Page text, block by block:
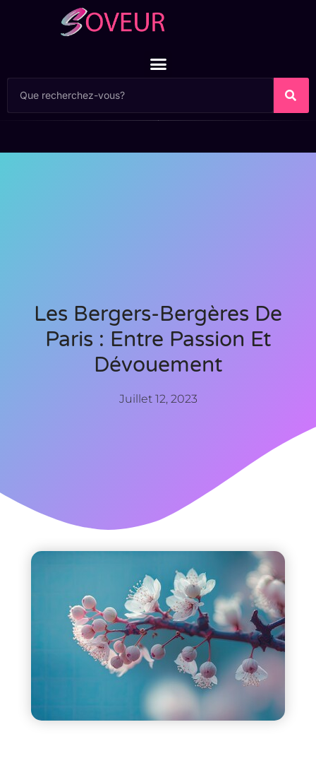
Les Bergers-Bergères De
Paris : Entre Passion Et
Dévouement
Juillet 12, 2023